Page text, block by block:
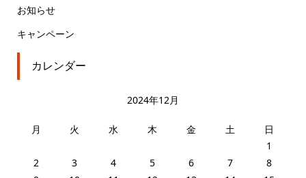
お知らせ
キャンペーン
カレンダー
2024年12月
月 火 水 木 金 土
日
1
2
3 4 5 6 7
8